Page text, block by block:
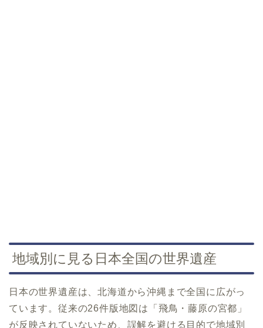
地域別に見る日本全国の世界遺産
日本の世界遺産は、北海道から沖縄まで全国に広がっ
ています。従来の26件版地図は「飛鳥・藤原の宮都」
が反映されていないため、誤解を避ける目的で地域別